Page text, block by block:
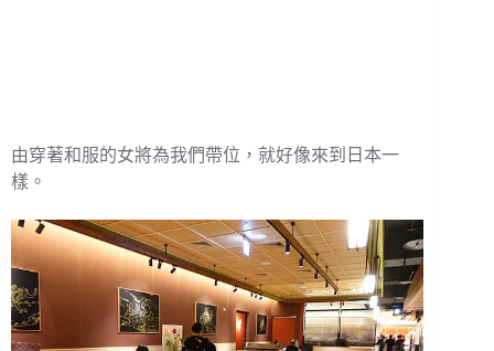
由穿著和服的女將為我們帶位，就好像來到日本一
樣。